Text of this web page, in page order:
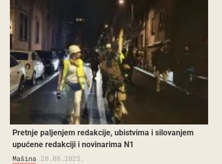
Pretnje paljenjem redakcije, ubistvima i silovanjem
upućene redakciji i novinarima N1
Mašina 20.08.2025.